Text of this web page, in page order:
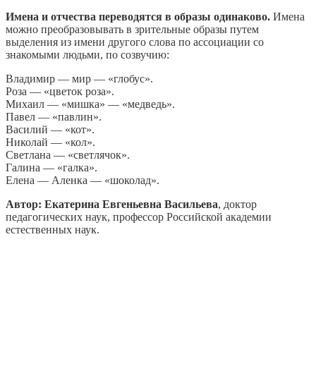
Имена и отчества переводятся в образы одинаково. Имена
можно преобразовывать в зрительные образы путем
выделения из имени другого слова по ассоциации со
знакомыми людьми, по созвучию:
Владимир — мир — «глобус».
Роза — «цветок роза».
Михаил — «мишка» — «медведь».
Павел — «павлин».
Василий — «кот».
Николай — «кол».
Светлана — «светлячок».
Галина — «галка».
Елена — Аленка — «шоколад».
Автор: Eкaтepина Евгeньeвнa Bacильeвa, доктор
педагогических наук, профессор Российской академии
естественных наук.